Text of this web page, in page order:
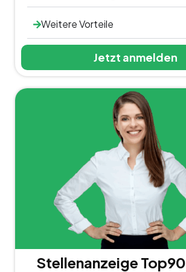
Weitere Vorteile
Jetzt anmelden
Stellenanzeige Top90